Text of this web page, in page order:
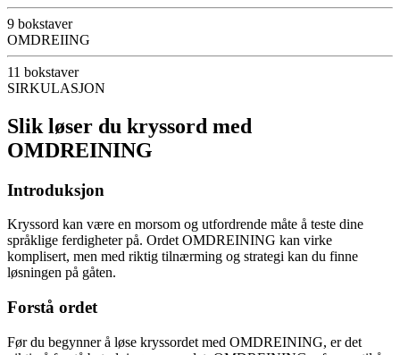
9 bokstaver
OMDREIING
11 bokstaver
SIRKULASJON
Slik løser du kryssord med
OMDREINING
Introduksjon
Kryssord kan være en morsom og utfordrende måte å teste dine
språklige ferdigheter på. Ordet OMDREINING kan virke
komplisert, men med riktig tilnærming og strategi kan du finne
løsningen på gåten.
Forstå ordet
Før du begynner å løse kryssordet med OMDREINING, er det